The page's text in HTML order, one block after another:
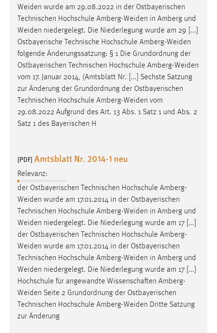
Weiden wurde am 29.08.2022 in der Ostbayerischen
Technischen Hochschule Amberg-Weiden in Amberg und
Weiden niedergelegt. Die Niederlegung wurde am 29 [...]
Ostbayerische Technische Hochschule Amberg-Weiden
folgende Änderungssatzung: § 1 Die Grundordnung der
Ostbayerischen Technischen Hochschule Amberg-Weiden
vom 17. Januar 2014, (Amtsblatt Nr. [...] Sechste Satzung
zur Änderung der Grundordnung der Ostbayerischen
Technischen Hochschule Amberg-Weiden vom
29.08.2022 Aufgrund des Art. 13 Abs. 1 Satz 1 und Abs. 2
Satz 1 des Bayerischen H
[PDF] Amtsblatt Nr. 2014-1 neu
Relevanz:
der Ostbayerischen Technischen Hochschule Amberg-
Weiden wurde am 17.01.2014 in der Ostbayerischen
Technischen Hochschule Amberg-Weiden in Amberg und
Weiden niedergelegt. Die Niederlegung wurde am 17 [...]
der Ostbayerischen Technischen Hochschule Amberg-
Weiden wurde am 17.01.2014 in der Ostbayerischen
Technischen Hochschule Amberg-Weiden in Amberg und
Weiden niedergelegt. Die Niederlegung wurde am 17 [...]
Hochschule für angewandte Wissenschaften Amberg-
Weiden Seite 2 Grundordnung der Ostbayerischen
Technischen Hochschule Amberg-Weiden Dritte Satzung
zur Änderung